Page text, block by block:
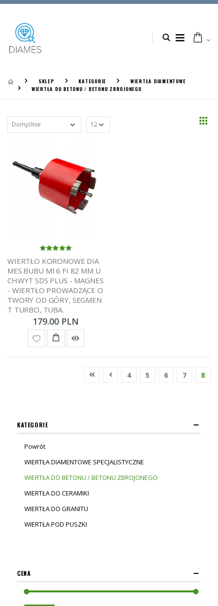
SKLEP KATEGORIE
WIERTŁA DIAMENTOWE
WIERTŁA DO BETONU / BETONU ZBROJONEGO
WIERTŁO KORONOWE DIA
MES BUBU M16 FI 82 MM U
CHWYT SDS PLUS - MAGNES
- WIERTŁO PROWADZĄCE O
TWORY OD GÓRY, SEGMEN
T TURBO, TUBA.
179.00 PLN
4 5 6 7 8
KATEGORIE
Powrót
WIERTŁA DIAMENTOWE SPECJALISTYCZNE
WIERTŁA DO BETONU / BETONU ZBROJONEGO
WIERTŁA DO CERAMIKI
WIERTŁA DO GRANITU
WIERTŁA POD PUSZKI
CENA